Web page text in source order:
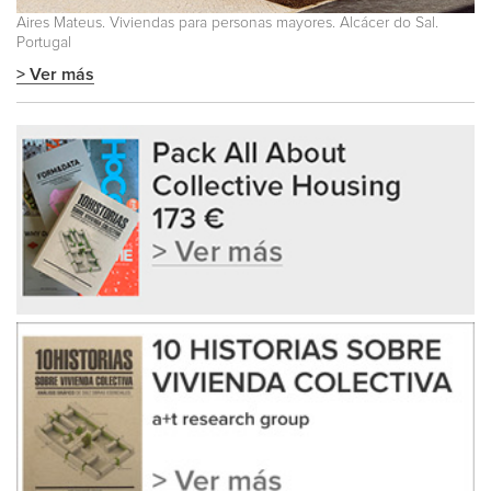
Aires Mateus. Viviendas para personas mayores. Alcácer do Sal.
Portugal
> Ver más